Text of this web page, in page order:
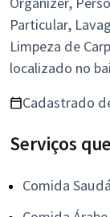
Particular,
Limpeza de
localizado no
Cadastrado
Serviços
Comida